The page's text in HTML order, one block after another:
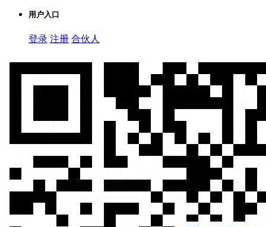
用户入口
登录 注册 合伙人